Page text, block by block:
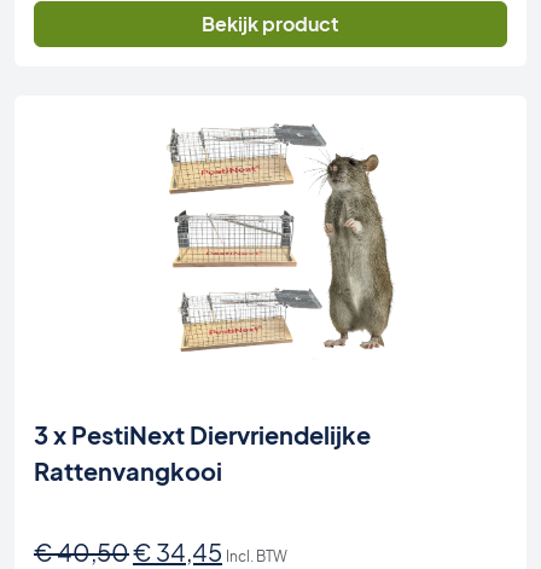
€ 42,00.
is:
€ 34,50.
Bekijk product
3 x PestiNext Diervriendelijke
Rattenvangkooi
€40,50Oorspronkelijke
€ 34,45 Huidige
Incl. BTW